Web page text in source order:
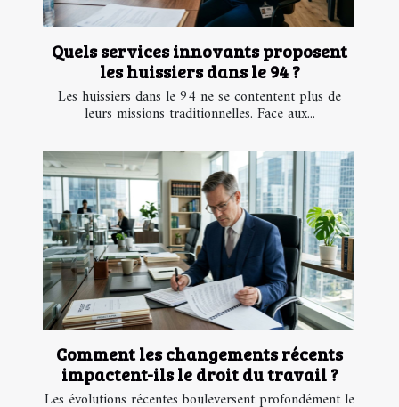
Quels services innovants proposent
les huissiers dans le 94 ?
Les huissiers dans le 94 ne se contentent plus de
leurs missions traditionnelles. Face aux...
Comment les changements récents
impactent-ils le droit du travail ?
Les évolutions récentes bouleversent profondément le